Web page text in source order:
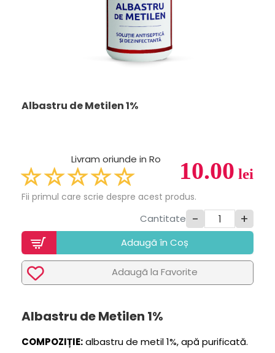
Albastru de Metilen 1%
10.00 lei
Livram oriunde in Ro
Fii primul care scrie despre acest produs.
Cantitate - +
Adaugã în Coș
Adaugã la Favorite
Albastru de Metilen 1%
COMPOZIȚIE:albastru de metil 1%, apă purificată.